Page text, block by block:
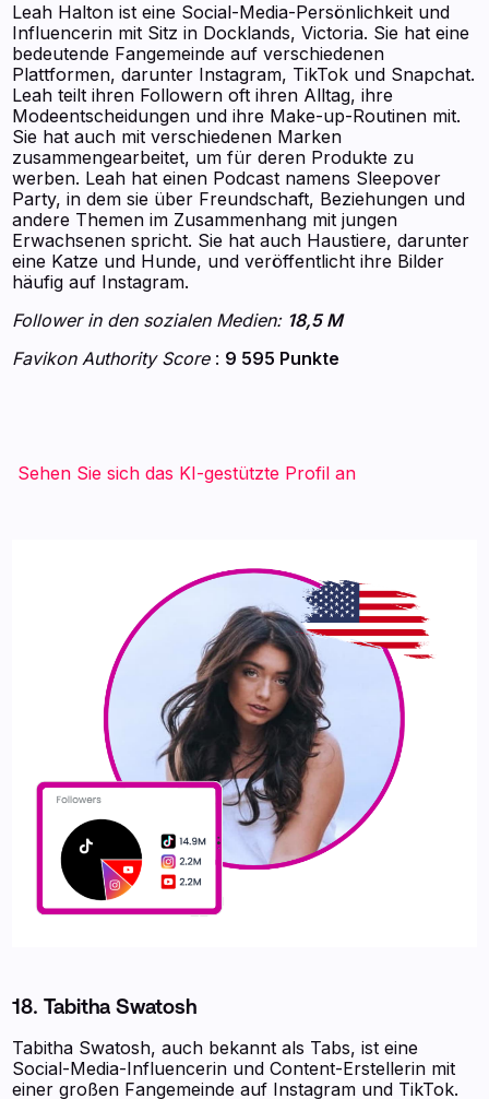
Leah Halton ist eine Social-Media-Persönlichkeit und
Influencerin mit Sitz in Docklands, Victoria. Sie hat eine
bedeutende Fangemeinde auf verschiedenen
Plattformen, darunter Instagram, TikTok und Snapchat.
Leah teilt ihren Followern oft ihren Alltag, ihre
Modeentscheidungen und ihre Make-up-Routinen mit.
Sie hat auch mit verschiedenen Marken
zusammengearbeitet, um für deren Produkte zu
werben. Leah hat einen Podcast namens Sleepover
Party, in dem sie über Freundschaft, Beziehungen und
andere Themen im Zusammenhang mit jungen
Erwachsenen spricht. Sie hat auch Haustiere, darunter
eine Katze und Hunde, und veröffentlicht ihre Bilder
häufig auf Instagram.
Follower in den sozialen Medien: 18,5 M
Favikon Authority Score: 9 595 Punkte
Sehen Sie sich das KI-gestützte Profil an
18. Tabitha Swatosh
Tabitha Swatosh, auch bekannt als Tabs, ist eine
Social-Media-Influencerin und Content-Erstellerin mit
einer großen Fangemeinde auf Instagram und TikTok.